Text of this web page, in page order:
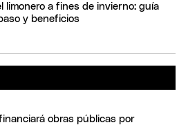
limonero a fines de invierno: guía
y beneficios
obras públicas por